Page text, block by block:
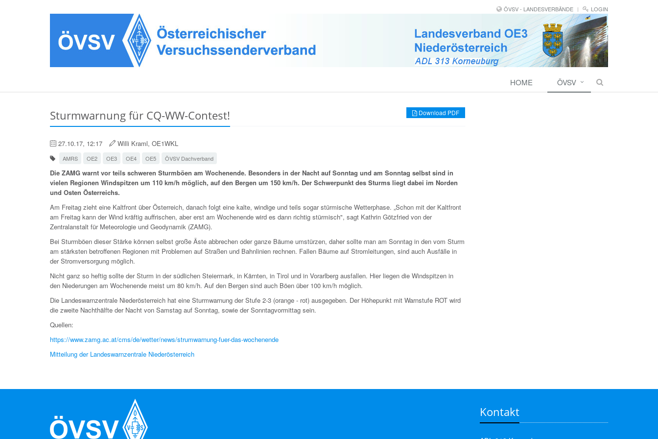
ÖVSV - LANDESVERBÄNDE LOGIN
HOME ÖVSV
Download PDF
Sturmwarnung für CQ-WW-Contest!
27.10.17, 12:17 Willi Kraml, OE1WKL
AMRS OE2 OE3 OE4 OE5 ÖVSV Dachverband
Die ZAMG warnt vor teils schweren Sturmböen am Wochenende. Besonders in der Nacht auf Sonntag und am Sonntag selbst sind in
vielen Regionen Windspitzen um 110 km/h möglich, auf den Bergen um 150 km/h. Der Schwerpunkt des Sturms liegt dabei im Norden
und Osten Österreichs.
Am Freitag zieht eine Kaltfront über Österreich, danach folgt eine kalte, windige und teils sogar stürmische Wetterphase. „Schon mit der Kaltfront
am Freitag kann der Wind kräftig auffrischen, aber erst am Wochenende wird es dann richtig stürmisch", sagt Kathrin Götzfried von der
Zentralanstalt für Meteorologie und Geodynamik (ZAMG).
Bei Sturmböen dieser Stärke können selbst große Äste abbrechen oder ganze Bäume umstürzen, daher sollte man am Sonntag in den vom Sturm
am stärksten betroffenen Regionen mit Problemen auf Straßen und Bahnlinien rechnen. Fallen Bäume auf Stromleitungen, sind auch Ausfälle in
der Stromversorgung möglich.
Nicht ganz so heftig sollte der Sturm in der südlichen Steiermark, in Kärnten, in Tirol und in Vorarlberg ausfallen. Hier liegen die Windspitzen in
den Niederungen am Wochenende meist um 80 km/h. Auf den Bergen sind auch Böen über 100 km/h möglich.
Die Landeswarnzentrale Niederösterreich hat eine Sturmwarnung der Stufe 2-3 (orange - rot) ausgegeben. Der Höhepunkt mit Warnstufe ROT wird
die zweite Nachthälfte der Nacht von Samstag auf Sonntag, sowie der Sonntagvormittag sein.
Quellen:
https://www.zamg.ac.at/cms/de/wetter/news/strumwarnung-fuer-das-wochenende
Mitteilung der Landeswarnzentrale Niederösterreich
Kontakt